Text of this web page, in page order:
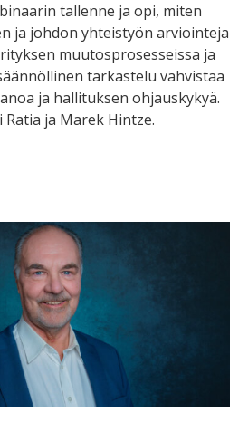
tallenne ja opi, miten
ja johdon yhteistyön arviointeja
muutosprosesseissa ja
tarkastelu vahvistaa
ja hallituksen ohjauskykyä.
ja Marek Hintze.